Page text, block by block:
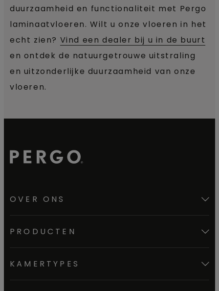
duurzaamheid en functionaliteit met Pergo
laminaatvloeren. Wilt u onze vloeren in het
echt zien? Vind een dealer bij u in de buurt
en ontdek de natuurgetrouwe uitstraling
en uitzonderlijke duurzaamheid van onze
vloeren.
OVER ONS
PRODUCTEN
KAMERTYPES